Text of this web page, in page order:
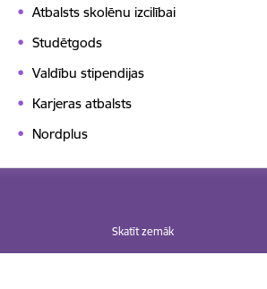
Atbalsts skolēnu izcilībai
Studētgods
Valdību stipendijas
Karjeras atbalsts
Nordplus
Skatīt zemāk